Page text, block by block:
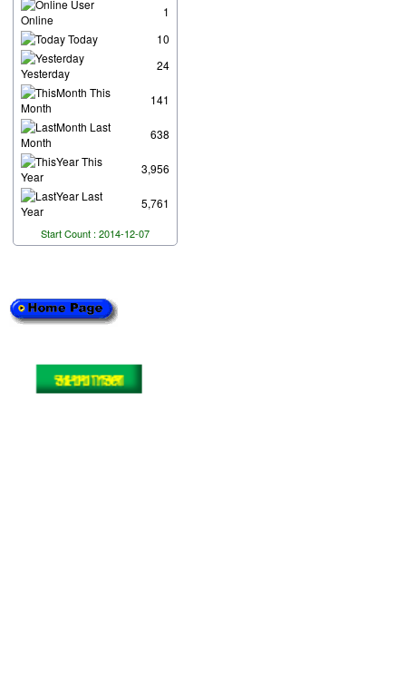
User
Online
1
Today
10
Yesterday
24
This
Month
141
Last
Month
638
This
Year
3,956
Last
Year
5,761
Start Count : 2014-12-07